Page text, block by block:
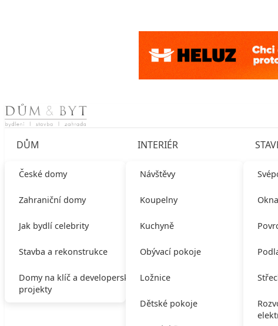
Skip to content
DŮM
České domy
Zahraniční domy
Jak bydlí celebrity
Stavba a rekonstrukce
Domy na klíč a developerské
projekty
INTERIÉR
Návštěvy
Koupelny
Kuchyně
Obývací pokoje
Ložnice
Dětské pokoje